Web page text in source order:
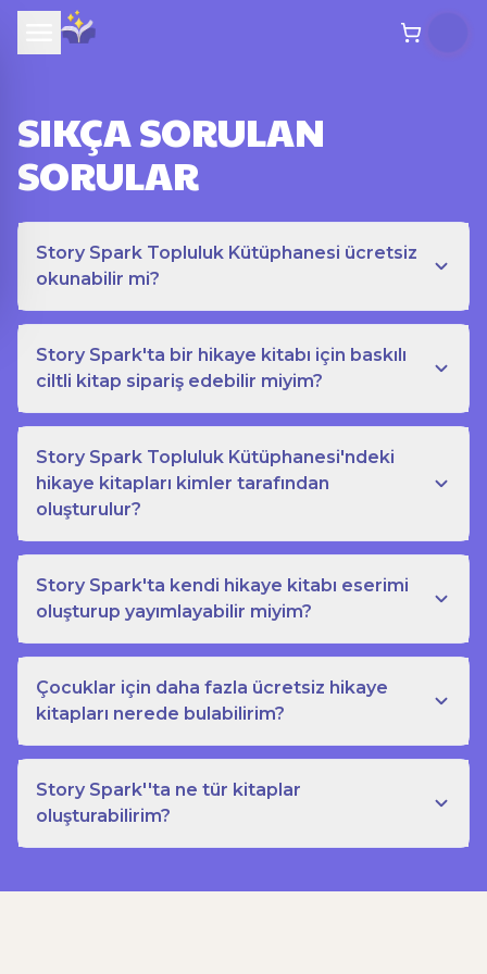
SIKÇA SORULAN
SORULAR
Story Spark Topluluk Kütüphanesi ücretsiz
okunabilir mi?
Story Spark'ta bir hikaye kitabı için baskılı
ciltli kitap sipariş edebilir miyim?
Story Spark Topluluk Kütüphanesi'ndeki
hikaye kitapları kimler tarafından
oluşturulur?
Story Spark'ta kendi hikaye kitabı eserimi
oluşturup yayımlayabilir miyim?
Çocuklar için daha fazla ücretsiz hikaye
kitapları nerede bulabilirim?
Story Spark''ta ne tür kitaplar
oluşturabilirim?